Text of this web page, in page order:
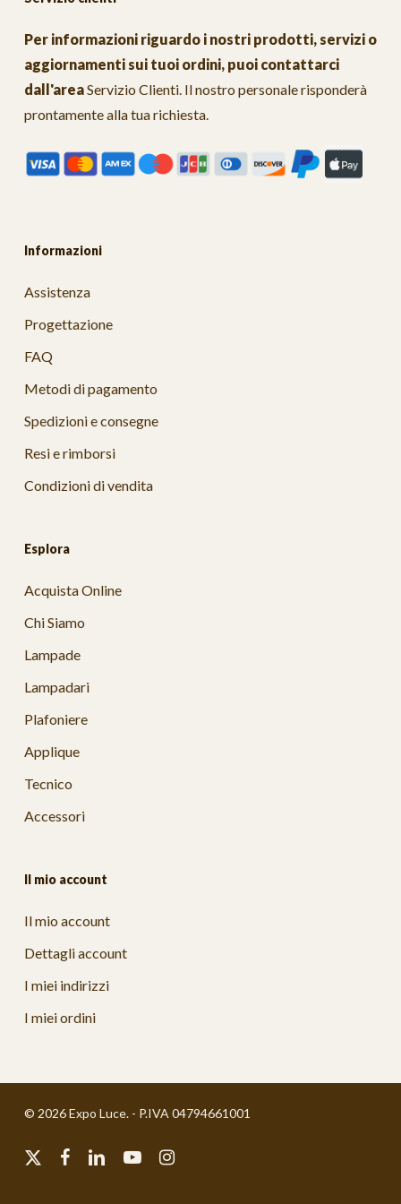
Per informazioni riguardo i nostri prodotti, servizi o
aggiornamenti sui tuoi ordini, puoi contattarci
dall'areaServizio Clienti. Il nostro personale risponderà
prontamente alla tua richiesta.
Informazioni
Assistenza
Progettazione
FAQ
Metodi di pagamento
Spedizioni e consegne
Resi e rimborsi
Condizioni di vendita
Esplora
Acquista Online
Chi Siamo
Lampade
Lampadari
Plafoniere
Applique
Tecnico
Accessori
Il mio account
Il mio account
Dettagli account
I miei indirizzi
I miei ordini
© 2026 Expo Luce. - P.IVA 04794661001
x-
facebooklinkedinyoutubeinstagram